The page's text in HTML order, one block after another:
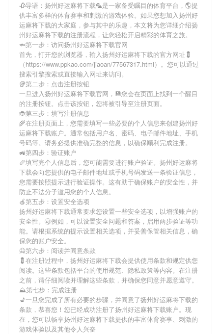
🥀导语： 扬州好运麻将下载🦜是一家备受瞩目的体育平台，🌎提
供丰富多样的体育赛事和刺激的游戏体验。如果您想加入扬州好
运麻将下载的大家庭，参与其中的乐趣，本文将为您详细介绍扬
州好运麻将下载的注册流程，让您轻松开启精彩的体育之旅。
🦈第一步：访问扬州好运麻将下载官网
首先，打开您的浏览器，输入扬州好运麻将下载的官方网址💈
（https://www.ppkao.com/jiaoan/77567317.html）。您可以通过
搜索引擎搜索或直接输入网址来访问。
🥡第二步：点击注册按钮
一旦进入扬州好运麻将下载官网，💾您会在页面上找到一个醒目
的注册按钮。点击该按钮，您将被引导至注册页面。
🐞第三步：填写注册信息
🌾在注册页面上，您需要填写一些必要的个人信息来创建扬州好
运麻将下载账户。通常包括用户名、密码、电子邮件地址、手机
号码等。请务必提供准确完整的信息，以确保顺利完成注册。
🚜第四步：验证账户
🥖填写完个人信息后，您可能需要进行账户验证。 扬州好运麻将
下载会向您提供的电子邮件地址或手机号码发送一条验证信息，
您需要按照提示进行验证操作。这有助于确保账户的安全性，并
防止不法分子滥用您的个人信息。
🍎第五步：设置安全选项
扬州好运麻将下载通常要求您设置一些安全选项，以增强账户的
安全性。🉑例如，可以设置安全问题和答案，启用两步验证等功
能。请根据系统的提示设置相关选项，并妥善保管相关信息，确
保您的账户安全。
🙅第六步：阅读并同意条款
💈在注册过程中， 扬州好运麻将下载会提供使用条款和规定供您
阅读。这些条款包括平台的使用规范、隐私政策等内容。在注册
之前，请仔细阅读并理解这些条款，并确保您同意并愿意遵守。
⛰第七步：完成注册
💺一旦您完成了所有必要的步骤，并同意了扬州好运麻将下载的
条款，恭喜您！您已经成功注册了扬州好运麻将下载账户。现
在，您可以畅享扬州好运麻将下载提供的丰富体育赛事、刺激的
游戏体验以及其他令人兴奋